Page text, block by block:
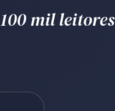
mil leitores